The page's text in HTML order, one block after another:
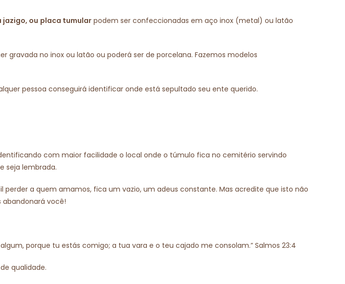
ou placa tumular podem ser confeccionadas em aço inox (metal) ou latão
no inox ou latão ou poderá ser de porcelana. Fazemos modelos
pessoa conseguirá identificar onde está sepultado seu ente querido.
com maior facilidade o local onde o túmulo fica no cemitério servindo
seja lembrada.
perder a quem amamos, fica um vazio, um adeus constante. Mas acredite que isto não
você!
porque tu estás comigo; a tua vara e o teu cajado me consolam.” Salmos 23:4
qualidade.